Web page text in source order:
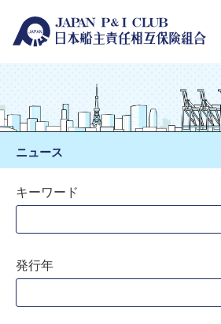
ニュース
キーワード
発行年